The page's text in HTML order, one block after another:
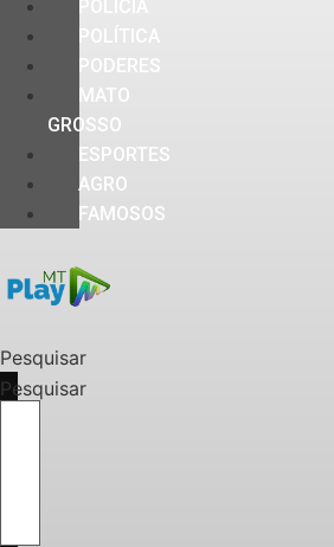
PODERES
MATO
GROSSO
ESPORTES
AGRO
FAMOSOS
Pesquisar
Pesquisar